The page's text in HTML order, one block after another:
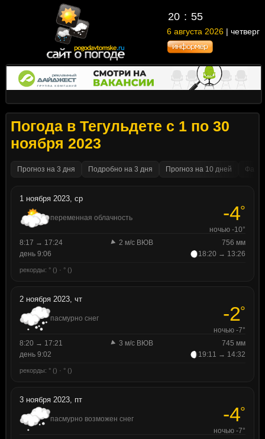
20 55
6 августа 2026 | четверг
Погода в Тегульдете с 1 по 30
ноября 2023
Прогноз на 3 дня Подробно на 3 дня Прогноз на 10 дней
1 ноября 2023, ср
переменная облачность -4°
ночью -10°
8:17 → 17:24
2 м/с ВЮВ
756 мм
день 9:06
18:20 → 13:26
рекорды: ° () · ° ()
2 ноября 2023, чт
пасмурно снег -2°
ночью -7°
8:20 → 17:21
3 м/с ВЮВ
745 мм
день 9:02
19:11 → 14:32
рекорды: ° () · ° ()
3 ноября 2023, пт
пасмурно возможен снег -4°
ночью -7°